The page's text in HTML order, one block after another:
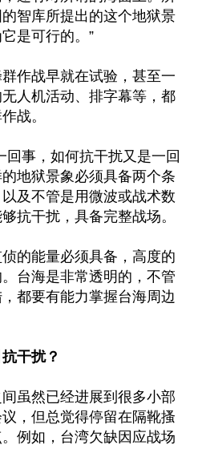
智库所提出的这个地狱景
是可行的。”
作战早就在试验，甚至一
人机活动、排字幕等，都
战。
回事，如何抗干扰又是一回
地狱景象必须具备两个条
及不管是用微波或战术数
抗干扰，具备完整战场。
的能量必须具备，高度的
台海是非常透明的，不管
都要有能力掌握台海周边
干扰？
虽然已经进展到很多小部
，但总觉得停留在隔靴搔
例如，台湾欠缺因应战场